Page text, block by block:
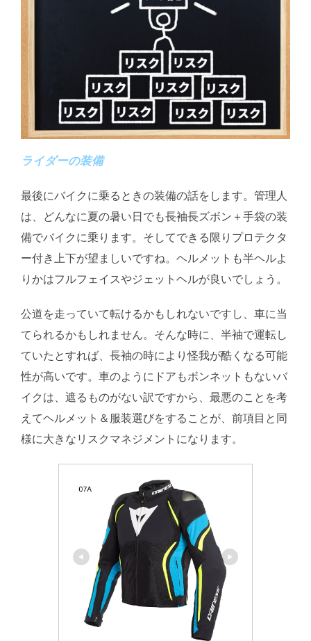
ライダーの装備
最後にバイクに乗るときの装備の話をします。管理人
は、どんなに夏の暑い日でも長袖長ズボン＋手袋の装
備でバイクに乗ります。そしてできる限りプロテクタ
ー付き上下が望ましいですね。ヘルメットも半ヘルよ
りかはフルフェイスやジェットヘルが良いでしょう。
公道を走っていて転けるかもしれないですし、車に当
てられるかもしれません。そんな時に、半袖で運転し
ていたとすれば、長袖の時により怪我が酷くなる可能
性が高いです。車のようにドアもボンネットもないバ
イクは、遮るものがない訳ですから、最悪のことを考
えてヘルメット＆服装選びをすることが、前項目と同
様に大きなリスクマネジメントになります。